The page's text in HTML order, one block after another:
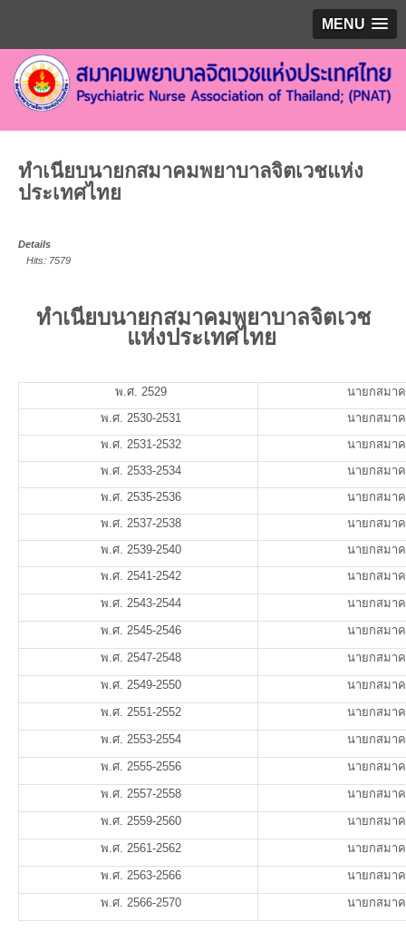
MENU
ทำเนียบนายกสมาคมพยาบาลจิตเวชแห่ง
ประเทศไทย
Details
Hits: 7579
ทำเนียบนายกสมาคมพยาบาลจิตเวช
แห่งประเทศไทย
พ.ศ. 2529
นายกสมา
พ.ศ. 2530-2531
นายกสมา
พ.ศ. 2531-2532
นายกสมา
พ.ศ. 2533-2534
นายกสมา
พ.ศ. 2535-2536
นายกสมา
พ.ศ. 2537-2538
นายกสมา
พ.ศ. 2539-2540
นายกสมา
พ.ศ. 2541-2542
นายกสมา
พ.ศ. 2543-2544
นายกสมา
พ.ศ. 2545-2546
นายกสมา
พ.ศ. 2547-2548
นายกสมา
พ.ศ. 2549-2550
นายกสมา
พ.ศ. 2551-2552
นายกสมา
พ.ศ. 2553-2554
นายกสมา
พ.ศ. 2555-2556
นายกสมา
พ.ศ. 2557-2558
นายกสมา
พ.ศ. 2559-2560
นายกสมา
พ.ศ. 2561-2562
นายกสมา
พ.ศ. 2563-2566
นายกสมา
พ.ศ. 2566-2570
นายกสมา